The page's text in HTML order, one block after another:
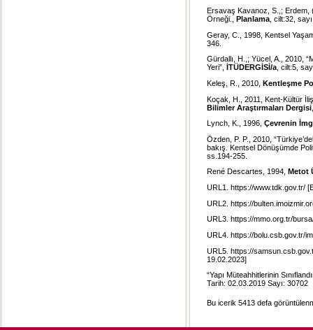
Ersavaş Kavanoz, S.,; Erdem,
Örneği., Planlama , cilt:32,
Geray, C., 1998, Kentsel
346.
Gürdallı, H.,; Yücel, A., 2010,
Yeri”, İTÜDERGİSİ/a , cilt:5,
Keleş, R., 2010, Kentleşme
Koçak, H., 2011, Kent-Kültür
Bilimler Araştırmaları Dergisi
Lynch, K., 1996, Çevrenin
Özden, P. P., 2010,
bakış. Kentsel Dönüşümde
ss.194-255.
René Descartes, 1994, Metot
URL1. https://www.tdk.gov.tr/
URL2. https://
URL3. https://mmo.org.tr/
URL4. https://bolu.csb.gov.tr/
URL5. https://
19.02.2023]
“Yapı Müteahhitlerinin
Tarih: 02.03.2019 Sayı: 30702
Bu icerik 5413 defa